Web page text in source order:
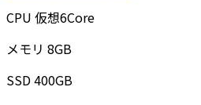
CPU 仮想6Core
メモリ 8GB
SSD400GB